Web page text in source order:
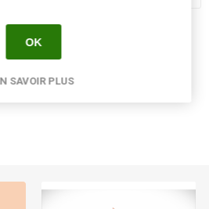
Share:
OK
SAVOIR PLUS